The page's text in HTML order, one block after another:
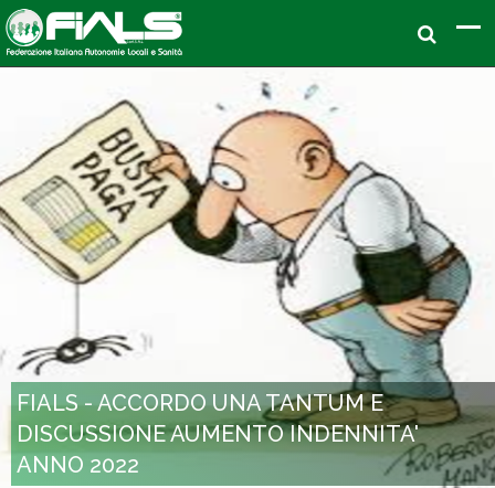
FIALS - ACCORDO UNA TANTUM E
DISCUSSIONE AUMENTO INDENNITA'
ANNO 2022